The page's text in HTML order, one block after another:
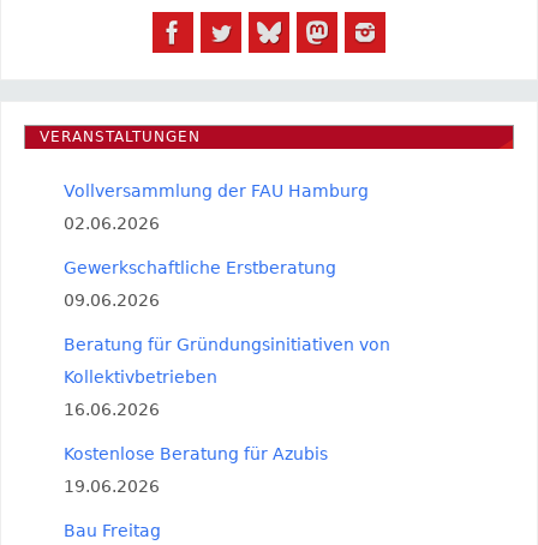
VERANSTALTUNGEN
Vollversammlung der FAU Hamburg
02.06.2026
Gewerkschaftliche Erstberatung
09.06.2026
Beratung für Gründungsinitiativen von
Kollektivbetrieben
16.06.2026
Kostenlose Beratung für Azubis
19.06.2026
Bau Freitag